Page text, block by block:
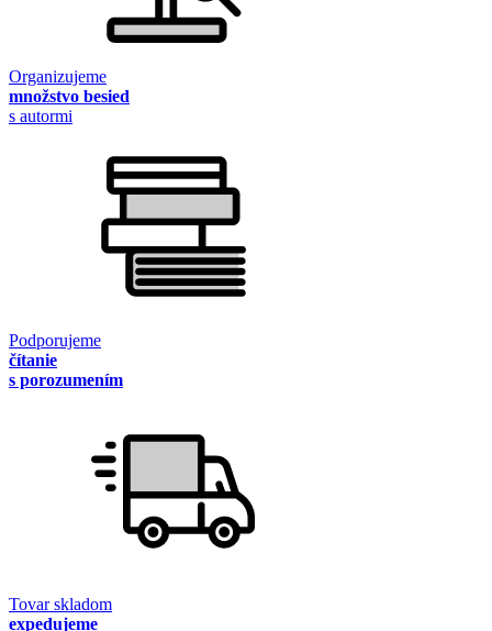
Organizujeme
množstvo besied
s autormi
Podporujeme
čítanie
s porozumením
Tovar skladom
expedujeme